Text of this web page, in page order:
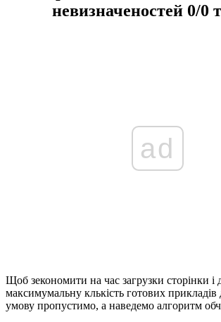
невизначеностей 0/0
ad
Щоб зекономити на час загрузки сторінки і
максимумальну клькість готових прикладів
умову пропустимо, а наведемо алгоритм